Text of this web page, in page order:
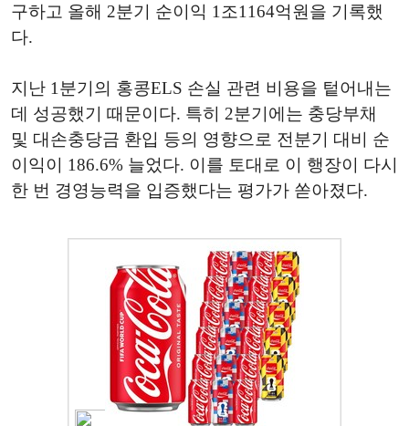
구하고 올해 2분기 순이익 1조1164억원을 기록했
다.
지난 1분기의 홍콩ELS 손실 관련 비용을 텉어내는
데 성공했기 때문이다. 특히 2분기에는 충당부채
및 대손충당금 환입 등의 영향으로 전분기 대비 순
이익이 186.6% 늘었다. 이를 토대로 이 행장이 다시
한 번 경영능력을 입증했다는 평가가 쏟아졌다.